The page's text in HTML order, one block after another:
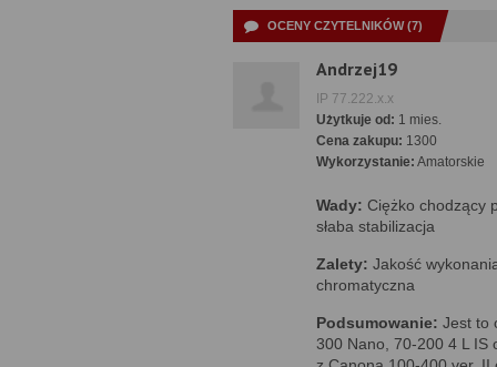
OCENY CZYTELNIKÓW (7)
Andrzej19
IP 77.222.x.x
Użytkuje od: 1 mies.
Cena zakupu: 1300
Wykorzystanie: Amatorskie
Wady: Ciężko chodzący
słaba stabilizacja
Zalety: Jakość
chromatyczna
Podsumowanie: Jest to
300 Nano, 70-200 4 L IS